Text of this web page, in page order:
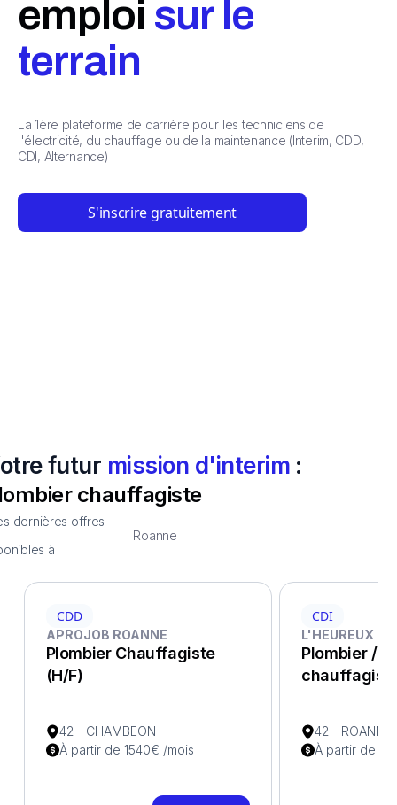
emploi sur le
terrain
La 1ère plateforme de carrière pour les techniciens de
l'électricité, du chauffage ou de la maintenance (Interim, CDD,
CDI, Alternance)
S'inscrire gratuitement
futur mission d'interim :
chauffagiste
dernières offres
à
Roanne
CDD
APROJOB ROANNE
Plombier Chauffagiste
(H/F)
42 - CHAMBEON
À partir de 1540€ /mois
CDI
L'HEUREUX
Plombier /
42 - ROANNE
À partir de